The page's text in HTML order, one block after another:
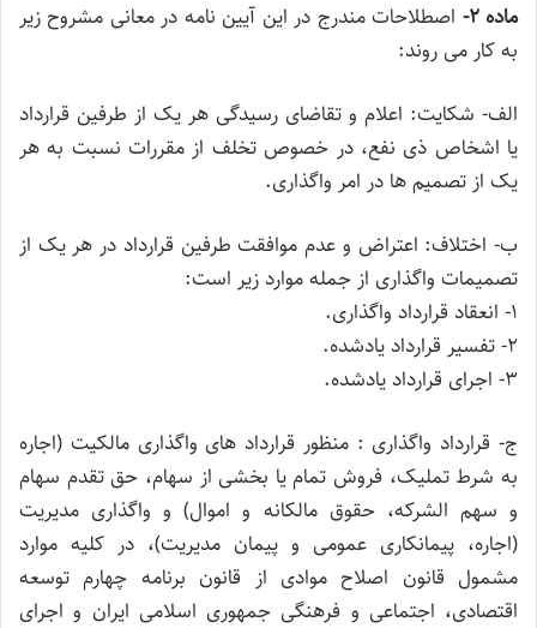
ماده ۲-
اصطلاحات مندرج در این آیین نامه در معانی مشروح زیر
به کار می روند:
الف- شکایت: اعلام و تقاضای رسیدگی هر یک از طرفین قرارداد
یا اشخاص ذی نفع، در خصوص تخلف از مقررات نسبت به هر
یک از تصمیم ها در امر واگذاری.
ب- اختلاف: اعتراض و عدم موافقت طرفین قرارداد در هر یک از
تصمیمات واگذاری از جمله موارد زیر است:
۱- انعقاد قرارداد واگذاری.
۲- تفسیر قرارداد یادشده.
۳- اجرای قرارداد یادشده.
ج- قرارداد واگذاری : منظور قرارداد های واگذاری مالکیت (اجاره
به شرط تملیک، فروش تمام یا بخشی از سهام، حق تقدم سهام
و سهم الشرکه، حقوق مالکانه و اموال) و واگذاری مدیریت
(اجاره، پیمانکاری عمومی و پیمان مدیریت)، در کلیه موارد
مشمول قانون اصلاح موادی از قانون برنامه چهارم توسعه
اقتصادی، اجتماعی و فرهنگی جمهوری اسلامی ایران و اجرای